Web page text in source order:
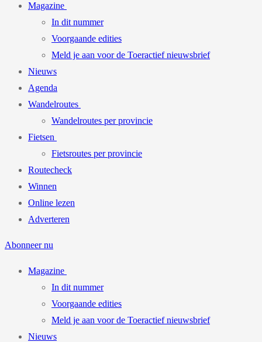
Magazine
In dit nummer
Voorgaande edities
Meld je aan voor de Toeractief nieuwsbrief
Nieuws
Agenda
Wandelroutes
Wandelroutes per provincie
Fietsen
Fietsroutes per provincie
Routecheck
Winnen
Online lezen
Adverteren
Abonneer nu
Magazine
In dit nummer
Voorgaande edities
Meld je aan voor de Toeractief nieuwsbrief
Nieuws